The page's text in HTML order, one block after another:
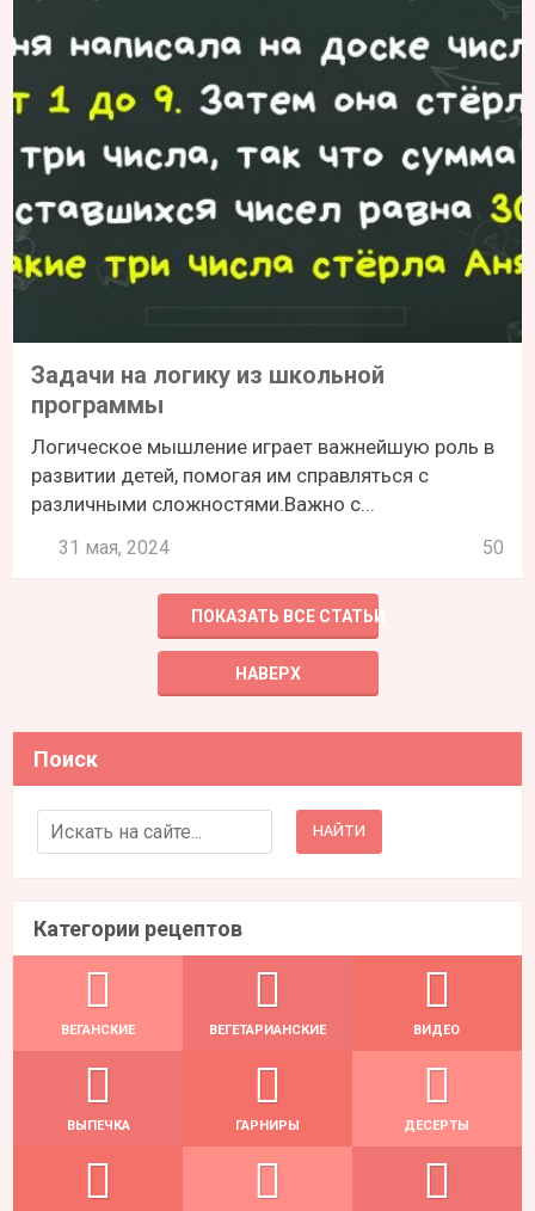
Задачи на логику из школьной
программы
Логическое мышление играет важнейшую роль в
развитии детей, помогая им справляться с
различными сложностями.Важно с...
31 мая, 2024 50
ПОКАЗАТЬ ВСЕ СТАТЬИ
НАВЕРХ
Поиск
Search for:
Категории рецептов
ВЕГАНСКИЕ ВЕГЕТАРИАНСКИЕ ВИДЕО
ВЫПЕЧКА ГАРНИРЫ ДЕСЕРТЫ